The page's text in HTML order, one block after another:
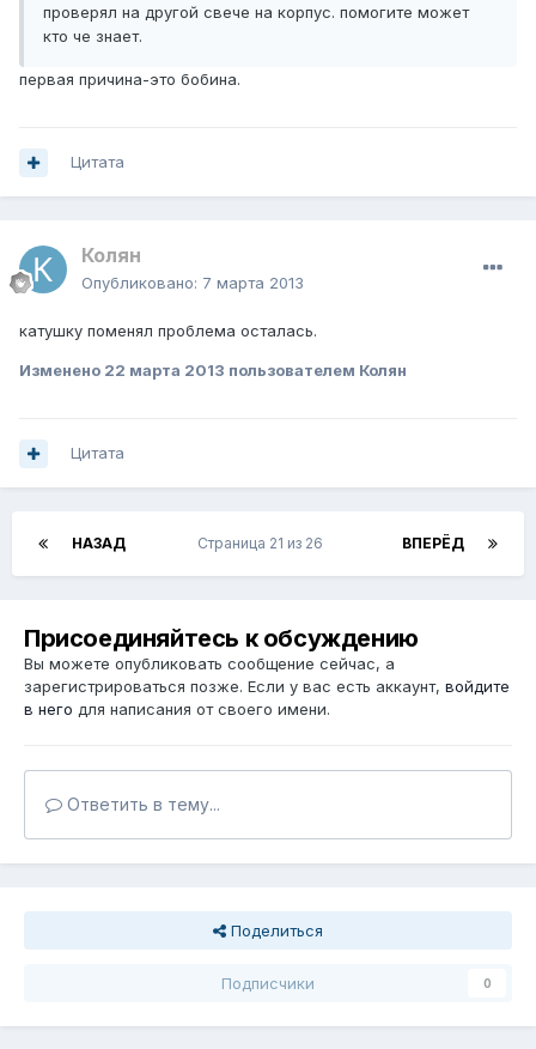
проверял на другой свече на корпус. помогите может
кто че знает.
первая причина-это бобина.
Цитата
Колян
Опубликовано: 7 марта 2013
катушку поменял проблема осталась.
Изменено 22 марта 2013 пользователем Колян
Цитата
НАЗАД ВПЕРЁД
Страница 21 из 26
Присоединяйтесь к обсуждению
Вы можете опубликовать сообщение сейчас, а
зарегистрироваться позже. Если у вас есть аккаунт, войдите
в него для написания от своего имени.
Ответить в тему...
Поделиться
Подписчики 0